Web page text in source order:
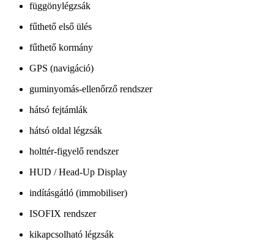
függönylégzsák
fűthető első ülés
fűthető kormány
GPS (navigáció)
guminyomás-ellenőrző rendszer
hátsó fejtámlák
hátsó oldal légzsák
holttér-figyelő rendszer
HUD / Head-Up Display
indításgátló (immobiliser)
ISOFIX rendszer
kikapcsolható légzsák